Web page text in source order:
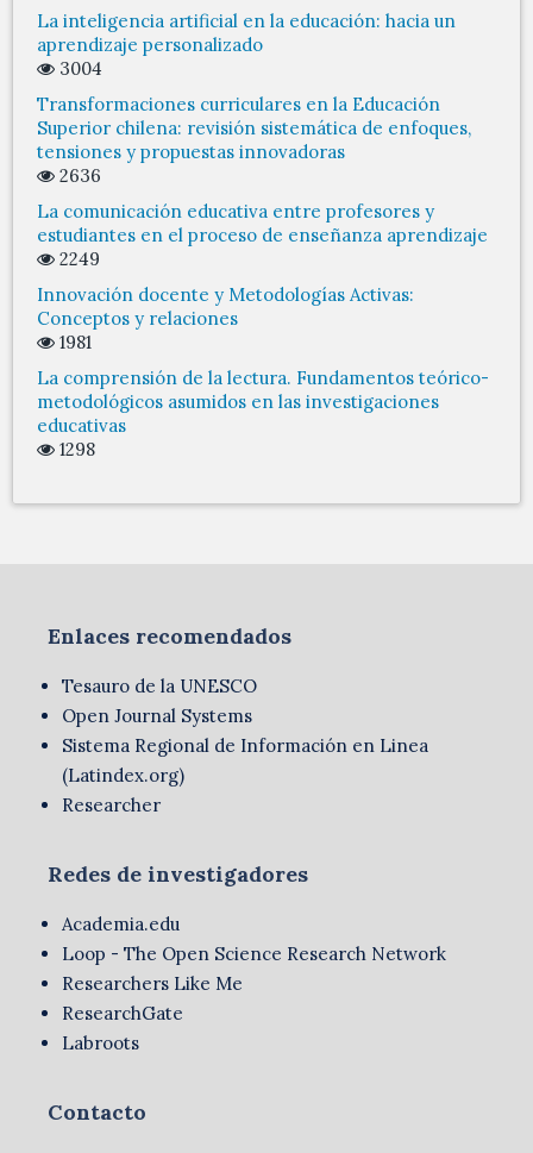
La inteligencia artificial en la educación: hacia un
aprendizaje personalizado
3004
Transformaciones curriculares en la Educación
Superior chilena: revisión sistemática de enfoques,
tensiones y propuestas innovadoras
2636
La comunicación educativa entre profesores y
estudiantes en el proceso de enseñanza aprendizaje
2249
Innovación docente y Metodologías Activas:
Conceptos y relaciones
1981
La comprensión de la lectura. Fundamentos teórico-
metodológicos asumidos en las investigaciones
educativas
1298
Enlaces recomendados
Tesauro de la UNESCO
Open Journal Systems
Sistema Regional de Información en Linea
(Latindex.org)
Researcher
Redes de investigadores
Academia.edu
Loop - The Open Science Research Network
Researchers Like Me
ResearchGate
Labroots
Contacto